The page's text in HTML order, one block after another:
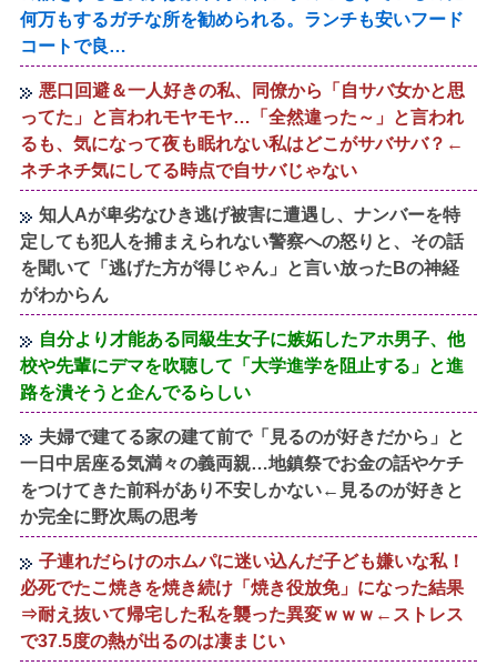
何万もするガチな所を勧められる。ランチも安いフード
コートで良…
悪口回避＆一人好きの私、同僚から「自サバ女かと思
ってた」と言われモヤモヤ…「全然違った～」と言われ
るも、気になって夜も眠れない私はどこがサバサバ？←
ネチネチ気にしてる時点で自サバじゃない
知人Aが卑劣なひき逃げ被害に遭遇し、ナンバーを特
定しても犯人を捕まえられない警察への怒りと、その話
を聞いて「逃げた方が得じゃん」と言い放ったBの神経
がわからん
自分より才能ある同級生女子に嫉妬したアホ男子、他
校や先輩にデマを吹聴して「大学進学を阻止する」と進
路を潰そうと企んでるらしい
夫婦で建てる家の建て前で「見るのが好きだから」と
一日中居座る気満々の義両親…地鎮祭でお金の話やケチ
をつけてきた前科があり不安しかない←見るのが好きと
か完全に野次馬の思考
子連れだらけのホムパに迷い込んだ子ども嫌いな私！
必死でたこ焼きを焼き続け「焼き役放免」になった結果
⇒耐え抜いて帰宅した私を襲った異変ｗｗｗ←ストレス
で37.5度の熱が出るのは凄まじい